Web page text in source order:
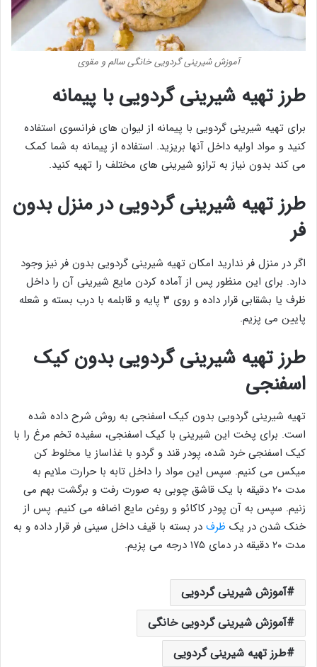
آموزش شیرینی گردویی خانگی سالم و مقوی
طرز تهیه شیرینی گردویی با پیمانه
برای تهیه شیرینی گردویی با پیمانه از لیوان های فرانسوی استفاده
کنید و مواد اولیه داخل آنها بریزید. استفاده از پیمانه به شما کمک
می کند بدون نیاز به ترازو شیرینی های مختلف را تهیه کنید.
طرز تهیه شیرینی گردویی در منزل بدون
فر
اگر در منزل فر ندارید امکان تهیه شیرینی گردویی بدون فر نیز وجود
دارد. برای این منظور پس از آماده کردن مایع شیرینی آن را داخل
ظرف یا بشقابی قرار داده و روی ۳ پایه و قابلمه با درب بسته و شعله
پایین می پزیم.
طرز تهیه شیرینی گردویی بدون کیک
اسفنجی
تهیه شیرینی گردویی بدون کیک اسفنجی به روش شرح داده شده
است. برای پخت این شیرینی با کیک اسفنجی، سفیده تخم مرغ را با
کیک اسفنجی خرد شده، پودر قند و گردو با غذاساز یا مخلوط کن
میکس می کنیم. سپس این مواد را داخل تابه با حرارت ملایم به
مدت ۲۰ دقیقه با یک قاشق چوبی به صورت رفت و برگشت بهم می
زنیم. سپس به آن پودر کاکائو و روغن مایع اضافه می کنیم. پس از
خنک شدن در یک ظرف در بسته با قیف داخل سینی فر قرار داده و به
مدت ۲۰ دقیقه در دمای ۱۷۵ درجه می پزیم.
آموزش شیرینی گردویی
آموزش شیرینی گردویی خانگی
طرز تهیه شیرینی گردویی